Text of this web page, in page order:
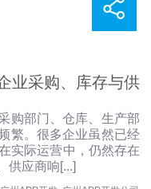
业采购、库存与供
购部门、仓库、生产部
繁。很多企业虽然已经
实际运营中，仍然存在
供应商响[...]